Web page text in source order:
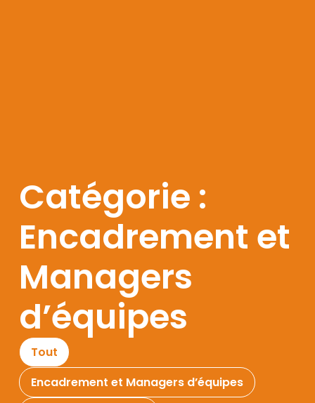
Catégorie :
Encadrement et
Managers
d’équipes
Encadrement et Managers d’équipes
Tout